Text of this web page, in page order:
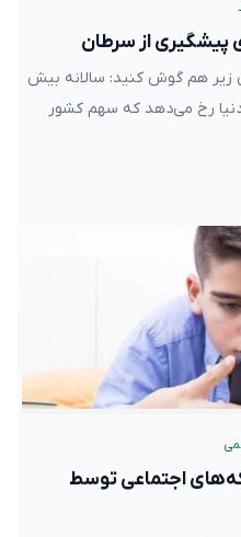
پیشگیری از سرطان
زیر هم گوش کنید: سالانه بیش
دنیا رخ می‌دهد که سهم کشور
اجتماعی توسط